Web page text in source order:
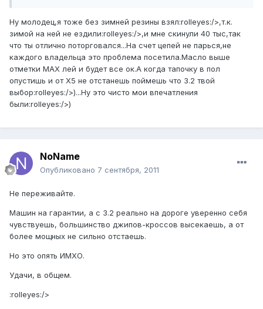
Ну молодец,я тоже без зимней резины взял:rolleyes:/>,т.к.
зимой на ней не ездили:rolleyes:/>,и мне скинули 40 тыс,так
что ты отлично поторговался...На счет цепей не парься,не
каждого владельца это проблема посетила.Масло выше
отметки МАХ лей и будет все ок.А когда тапочку в пол
опустишь и от Х5 не отстанешь поймешь что 3.2 твой
выбор:rolleyes:/>)...Ну это чисто мои впечатления
были:rolleyes:/>)
NoName
Опубликовано 7 сентября, 2011
Не переживайте.
Машин на гарантии, а с 3.2 реально на дороге уверенно себя
чувствуешь, большинство джипов-кроссов высекаешь, а от
более мощных не сильно отстаешь.
Но это опять ИМХО.
Удачи, в общем.
:rolleyes:/>